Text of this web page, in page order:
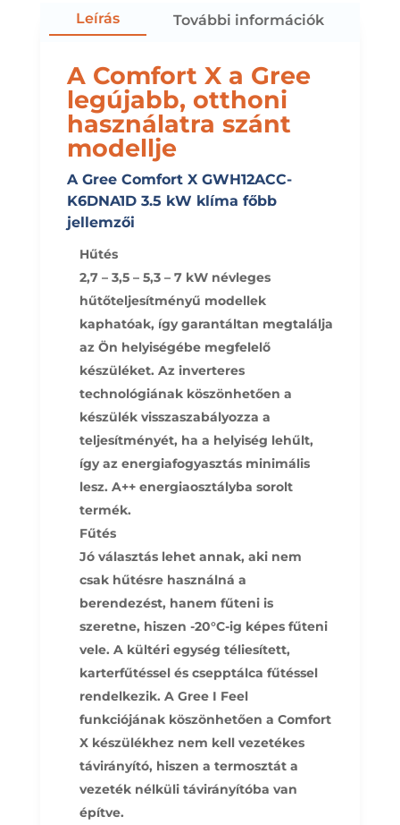
Leírás További információk
A Comfort X a Gree
legújabb, otthoni
használatra szánt
modellje
A Gree Comfort X GWH12ACC-
K6DNA1D 3.5 kW klíma főbb
jellemzői
Hűtés
2,7 – 3,5 – 5,3 – 7 kW névleges
hűtőteljesítményű modellek
kaphatóak, így garantáltan megtalálja
az Ön helyiségébe megfelelő
készüléket. Az inverteres
technológiának köszönhetően a
készülék visszaszabályozza a
teljesítményét, ha a helyiség lehűlt,
így az energiafogyasztás minimális
lesz. A++ energiaosztályba sorolt
termék.
Fűtés
Jó választás lehet annak, aki nem
csak hűtésre használná a
berendezést, hanem fűteni is
szeretne, hiszen -20°C-ig képes fűteni
vele. A kültéri egység téliesített,
karterfűtéssel és csepptálca fűtéssel
rendelkezik. A Gree I Feel
funkciójának köszönhetően a Comfort
X készülékhez nem kell vezetékes
távirányító, hiszen a termosztát a
vezeték nélküli távirányítóba van
építve.